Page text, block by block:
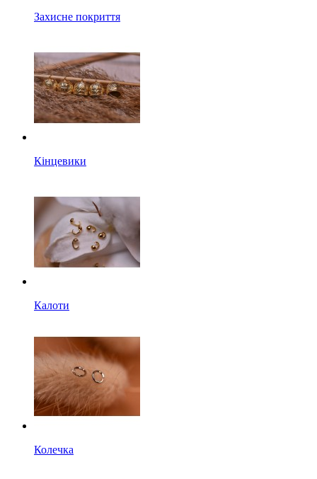
Захисне покриття
Кінцевики
Калоти
Колечка